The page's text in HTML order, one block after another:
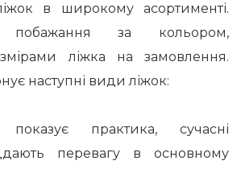
в широкому асортименті.
побажання за кольором,
ліжка на замовлення.
наступні види ліжок:
практика, сучасні
перевагу в основному